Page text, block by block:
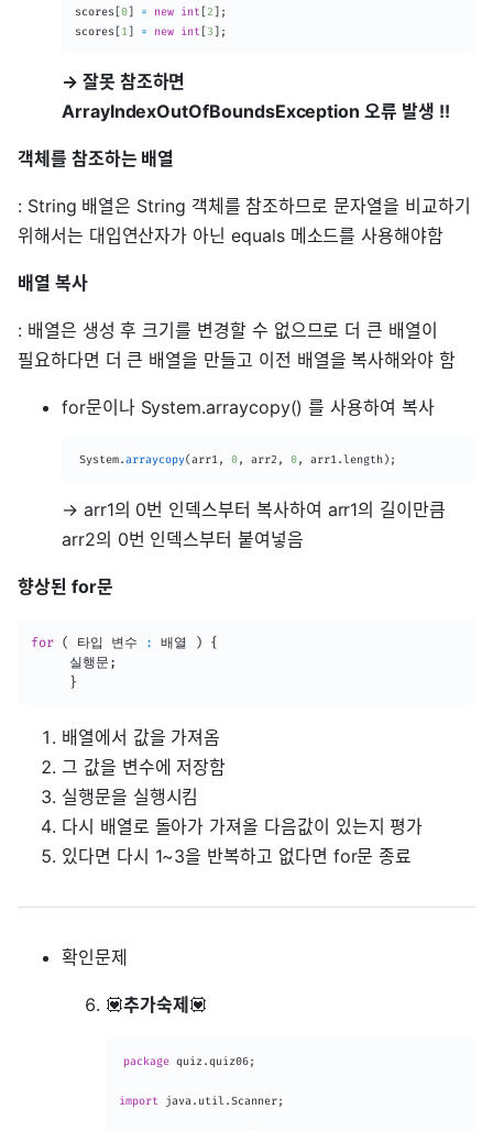
scores [0] = new int [2] ;
scores [1] = new int [3] ;
→ 잘못 참조하면
ArrayIndexOutOfBoundsException 오류 발생 !!
객체를 참조하는 배열
: String 배열은 String 객체를 참조하므로 문자열을 비교하기
위해서는 대입연산자가 아닌 equals 메소드를 사용해야함
배열 복사
: 배열은 생성 후 크기를 변경할 수 없으므로 더 큰 배열이
필요하다면 더 큰 배열을 만들고 이전 배열을 복사해와야 함
for문이나 System.arraycopy() 를 사용하여 복사
System.arraycopy(arr1, 0, arr2 , 0, arr1.length) ;
→ arr1의 0번 인덱스부터 복사하여 arr1의 길이만큼
arr2의 0번 인덱스부터 붙여넣음
향상된 for문
for ( 타입 변수 : 배열 )
{
	 실행문
;
}
배열에서 값을 가져옴
그 값을 변수에 저장함
실행문을 실행시킴
다시 배열로 돌아가 가져올 다음값이 있는지 평가
있다면 다시 1~3을 반복하고 없다면 for문 종료
확인문제
💟추가숙제💟
package quiz .quiz06;
import java. util .Scanner;